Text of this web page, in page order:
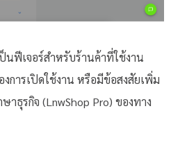
ฟีเจอร์สำหรับร้านค้าที่ใช้งาน
การเปิดใช้งาน หรือมีข้อสงสัยเพิ่ม
ธุรกิจ (LnwShop Pro) ของทาง